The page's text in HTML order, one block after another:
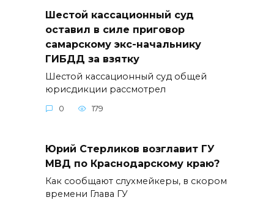
Шестой кассационный суд
оставил в силе приговор
самарскому экс-начальнику
ГИБДД за взятку
Шестой кассационный суд общей
юрисдикции рассмотрел
0 179
Юрий Стерликов возглавит ГУ
МВД по Краснодарскому краю?
Как сообщают слухмейкеры, в скором
времени Глава ГУ